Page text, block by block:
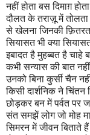
नहीं होता बस दिमाग़
दौलत के तराज़ू में
से खेलना जिनकी
सियासत भी क्या
इबादत है मुहब्बत है चाहे
कभी सन्यास की बात
उनको बिना कुर्सी चैन
किसी दार्शनिक ने
छोड़कर बन में पर्वत पर
संत समझें लोग जो मोह
सिमरन में जीवन बिताते